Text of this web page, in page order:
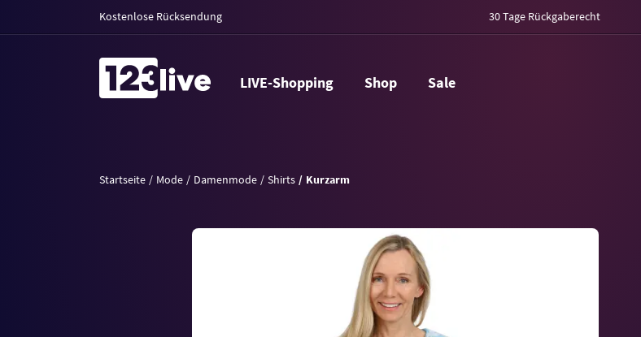
Kostenlose Rücksendung 30 Tage Rückgaberecht
LIVE-Shopping Shop Sale
Startseite Mode Damenmode Shirts Kurzarm